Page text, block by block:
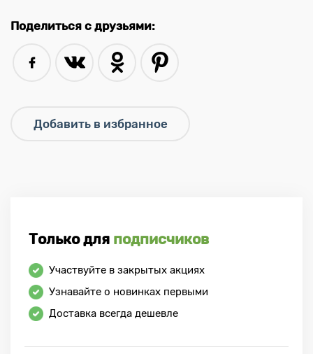
Поделиться с друзьями:
Только для подписчиков
Участвуйте в закрытых акциях
Узнавайте о новинках первыми
Доставка всегда дешевле